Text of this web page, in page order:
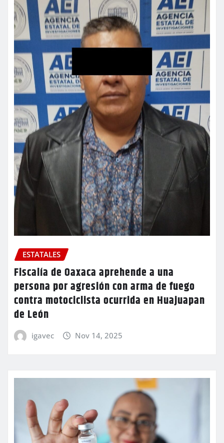
ESTATALES
Fiscalía de Oaxaca aprehende a una
persona por agresión con arma de fuego
contra motociclista ocurrida en Huajuapan
de León
igavec Nov 14, 2025